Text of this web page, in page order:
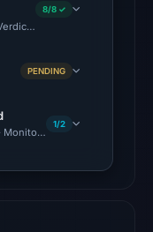
· Cloudflare Radar
8/8 ✓
PENDING
Continues
1/2